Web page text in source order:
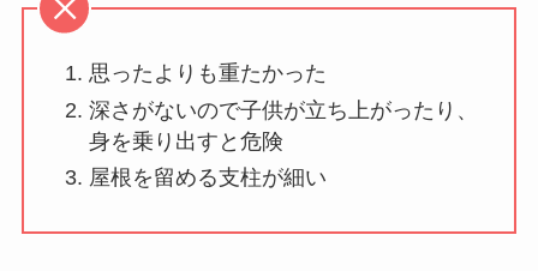
思ったよりも重たかった
深さがないので子供が立ち上がったり、
身を乗り出すと危険
屋根を留める支柱が細い